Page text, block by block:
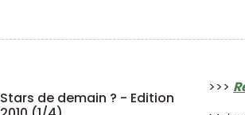
Stars de demain ? - Edition
>>>